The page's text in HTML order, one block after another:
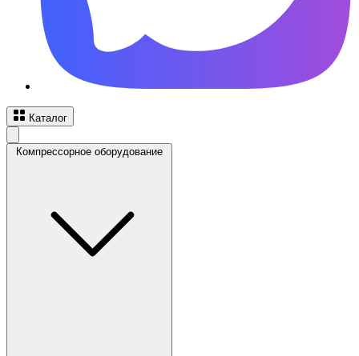
Каталог
Компрессорное оборудование